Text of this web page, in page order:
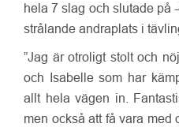
hela 7 slag och slutade på
strålande andraplats i
”Jag är otroligt stolt och
och Isabelle som har
allt hela vägen in.
men också att få vara med